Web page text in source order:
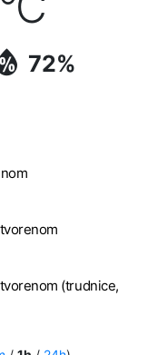
72%
(trudnice,